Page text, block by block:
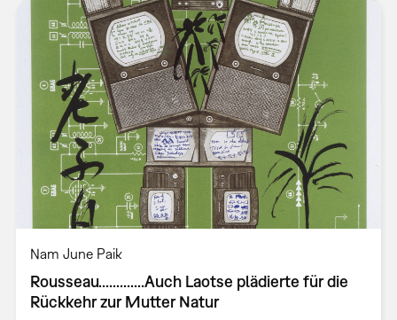
Nam June Paik
Rousseau.............Auch Laotse plädierte für die
Rückkehr zur Mutter Natur